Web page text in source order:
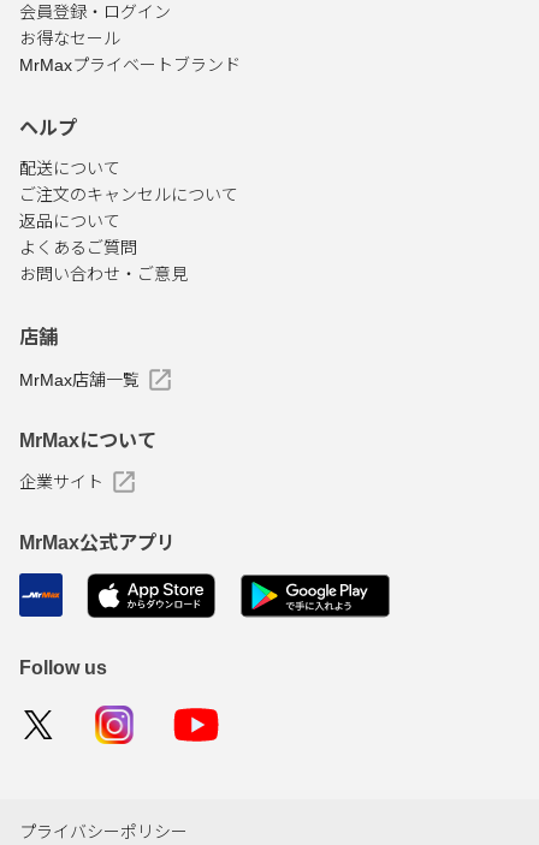
会員登録・ログイン
お得なセール
MrMaxプライベートブランド
ヘルプ
配送について
ご注文のキャンセルについて
返品について
よくあるご質問
お問い合わせ・ご意見
店舗
MrMax店舗一覧
MrMaxについて
企業サイト
MrMax公式アプリ
Follow us
プライバシーポリシー